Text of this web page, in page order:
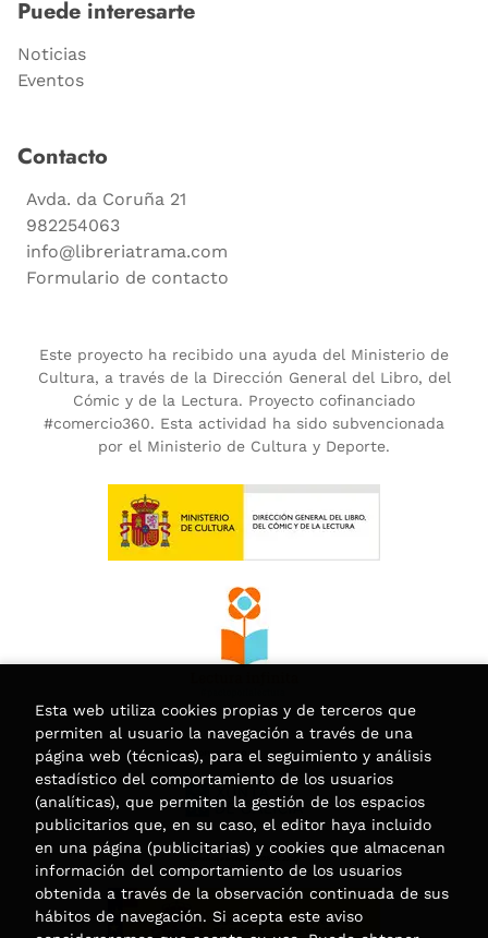
Puede interesarte
Noticias
Eventos
Contacto
Avda. da Coruña 21
982254063
info@libreriatrama.com
Formulario de contacto
Este proyecto ha recibido una ayuda del Ministerio de
Cultura, a través de la Dirección General del Libro, del
Cómic y de la Lectura. Proyecto cofinanciado
#comercio360. Esta actividad ha sido subvencionada
por el Ministerio de Cultura y Deporte.
Esta web utiliza cookies propias y de terceros que
permiten al usuario la navegación a través de una
página web (técnicas), para el seguimiento y análisis
estadístico del comportamiento de los usuarios
(analíticas), que permiten la gestión de los espacios
publicitarios que, en su caso, el editor haya incluido
en una página (publicitarias) y cookies que almacenan
información del comportamiento de los usuarios
obtenida a través de la observación continuada de sus
hábitos de navegación. Si acepta este aviso